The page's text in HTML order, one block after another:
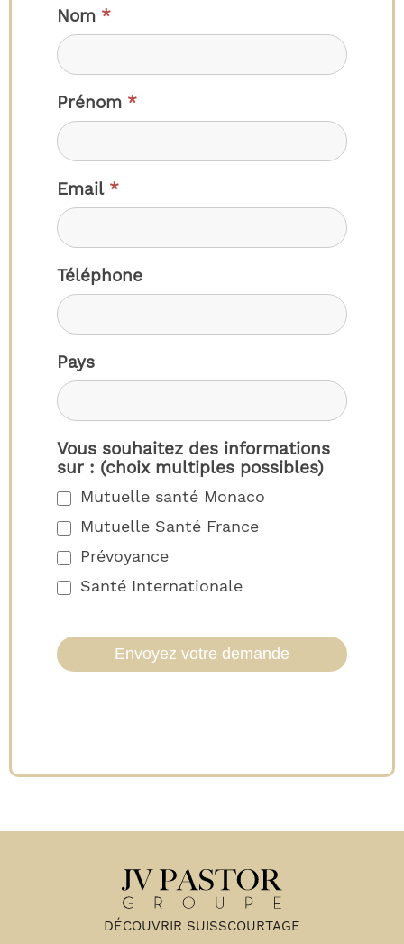
et
maladies
professionnelles
Nom *
Prénom *
Email *
Téléphone
Pays
Vous souhaitez des informations
sur : (choix multiples possibles)
Mutuelle santé Monaco
Mutuelle Santé France
Prévoyance
Santé Internationale
Envoyez votre demande
DÉCOUVRIR SUISSCOURTAGE